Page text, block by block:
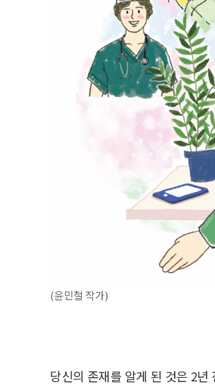
(윤민철 작가)
당신의 존재를 알게 된 것은 2